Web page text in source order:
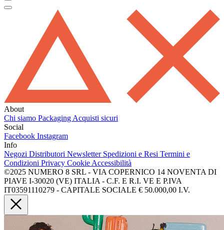
About
Chi siamo Packaging Acquisti sicuri
Social
Facebook Instagram
Info
Negozi Distributori Newsletter Spedizioni e Resi Termini e
Condizioni Privacy Cookie Accessibilità
©2025 NUMERO 8 SRL - VIA COPERNICO 14 NOVENTA DI
PIAVE I-30020 (VE) ITALIA - C.F. E R.I. VE E P.IVA
IT03591110279 - CAPITALE SOCIALE € 50.000,00 I.V.